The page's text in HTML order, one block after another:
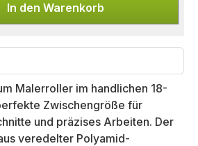
In den Warenkorb
Malerroller im handlichen 18-
Zwischengröße für
und präzises Arbeiten. Der
veredelter Polyamid-